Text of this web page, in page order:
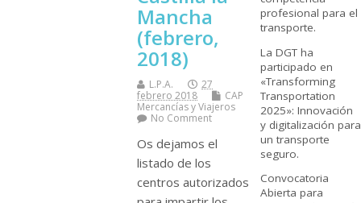
Mancha
(febrero,
2018)
L.P.A.
27
febrero 2018
CAP
Mercancí­as y Viajeros
No Comment
Os dejamos el
listado de los
centros autorizados
profesional para el
transporte.
La DGT ha
participado en
«Transforming
Transportation
2025»: Innovación
y digitalización para
un transporte
seguro.
Convocatoria
Abierta para